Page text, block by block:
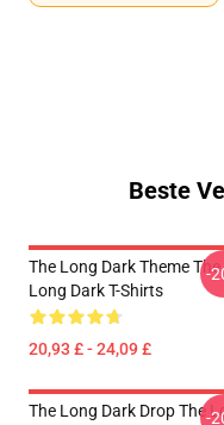
Beste
The Long Dark Theme The
Long Dark T-Shirts
20,93 £ - 24,09 £
-
The Long Dark Drop The-